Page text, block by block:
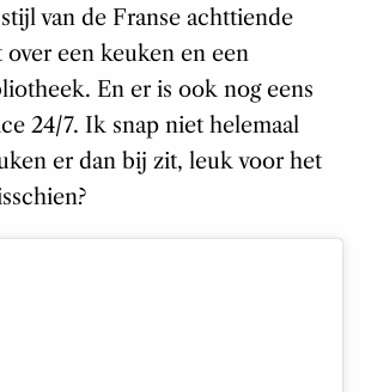
van de Franse achttiende
een keuken en een
En er is ook nog eens
24/7. Ik snap niet helemaal
er dan bij zit, leuk voor het